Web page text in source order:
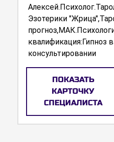
Эзотерики
квалификация:Гипноз
консультировании
ПОКАЗАТЬ
КАРТОЧКУ
СПЕЦИАЛИСТА